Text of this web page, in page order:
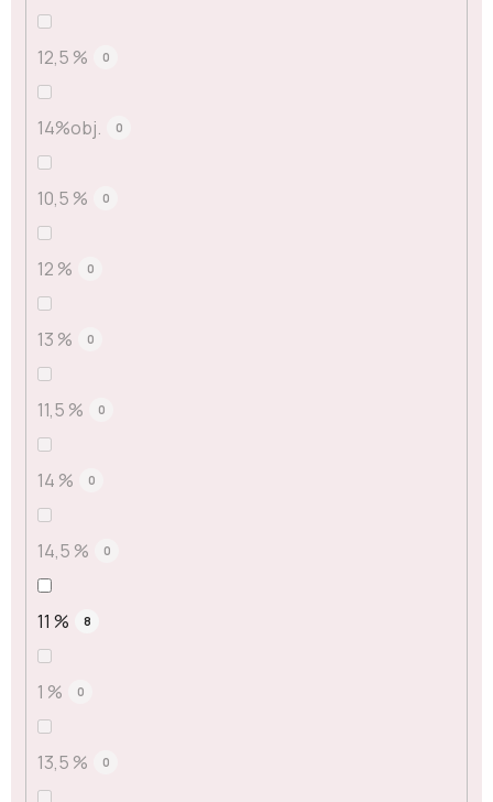
12,5 % 0
14%obj. 0
10,5 % 0
12 % 0
13 % 0
11,5 % 0
14 % 0
14,5 % 0
11 % 8
1 % 0
13,5 % 0